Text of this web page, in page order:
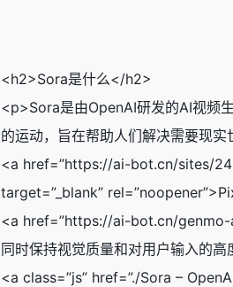
<h2>Sora是什么</h2>
<p>Sora是由OpenAI研发的AI视频
的运动，旨在帮助人们解决需要现
<a href=”https://ai-bot.cn/sites/
target=”_blank”
<a href=”https://ai-bot.cn/genmo-
同时保持视觉质量和对用户输入的
<a class=”js” href=”./Sora –